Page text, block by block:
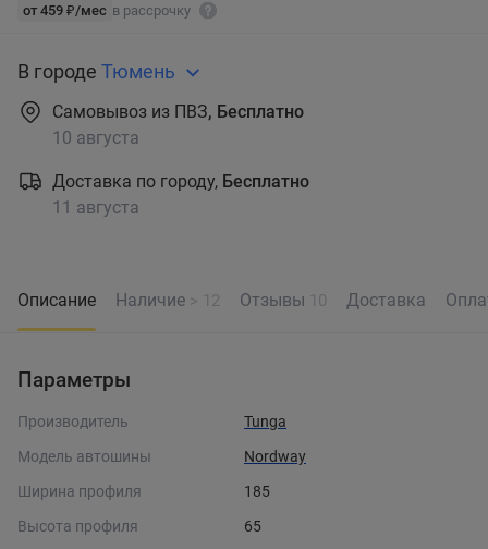
от 459 ₽/мес в рассрочку
В городе Тюмень
Самовывоз из ПВЗ, Бесплатно
10 августа
Доставка по городу, Бесплатно
11 августа
Описание Наличие > 12 Отзывы 10 Доставка
Параметры
Производитель
Tunga
Модель автошины
Nordway
Ширина профиля
185
Высота профиля
65